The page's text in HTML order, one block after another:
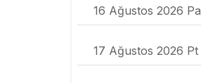
16 Ağustos 2026 Pa
17 Ağustos 2026 Pt